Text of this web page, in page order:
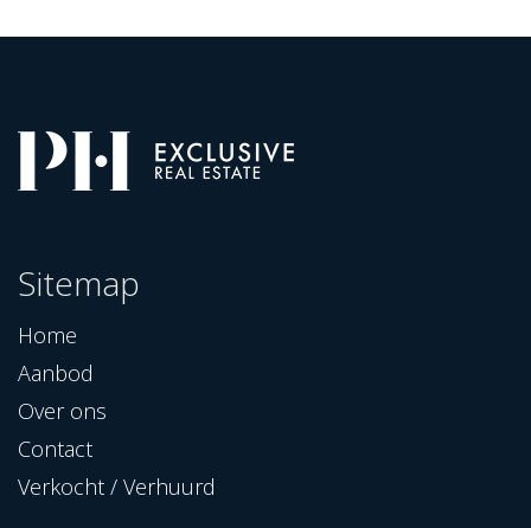
Sitemap
Home
Aanbod
Over ons
Contact
Verkocht / Verhuurd